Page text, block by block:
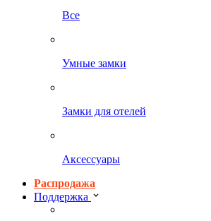
Все
Умные замки
Замки для отелей
Аксессуары
Распродажа
Поддержка